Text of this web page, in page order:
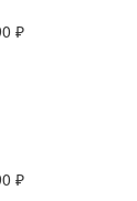
₽
₽